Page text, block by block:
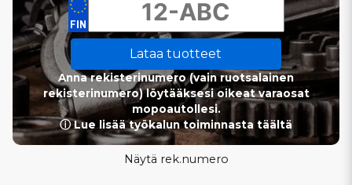
Lataa tuotteet
Anna rekisterinumero (vain ruotsalainen
rekisterinumero) löytääksesi oikeat varaosat
mopoautollesi.
ⓘ Lue lisää työkalun toiminnasta täältä
Näytä rek.numero